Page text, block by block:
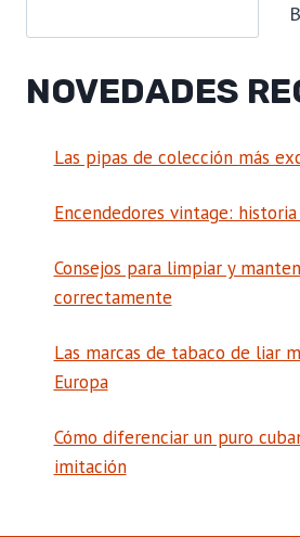
NOVEDADES
Las pipas de colección más
Encendedores vintage:
Consejos para limpiar y
correctamente
Las marcas de tabaco de liar
Europa
Cómo diferenciar un puro
imitación